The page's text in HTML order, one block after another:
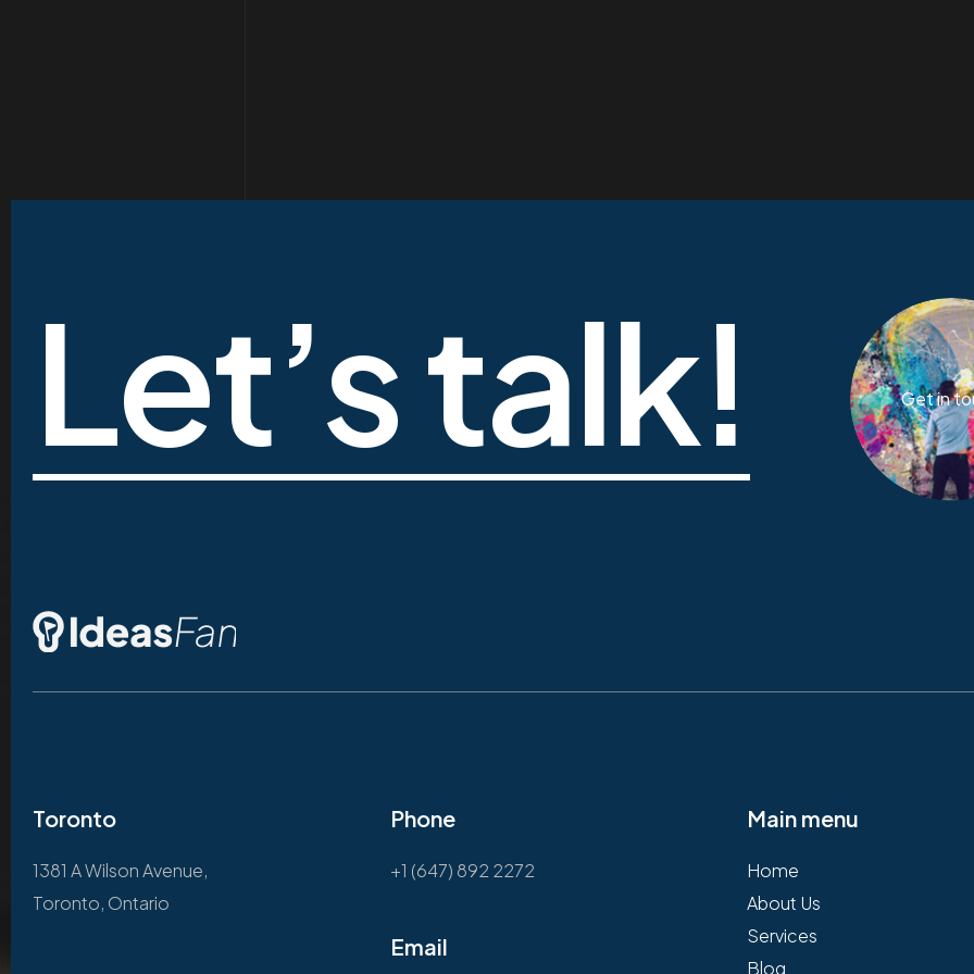
Let’s talk! Get in
Toronto
1381 A Wilson Avenue,
Toronto, Ontario
Phone
+1 (647) 892 2272
Email
Main menu
Home
About Us
Services
Blog